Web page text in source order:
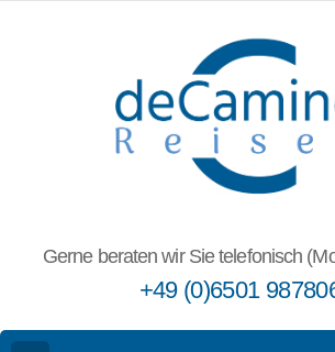
Gerne beraten wir Sie telefonisch
+49 (0)6501